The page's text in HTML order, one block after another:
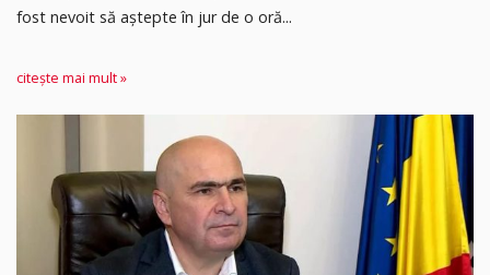
fost nevoit să aștepte în jur de o oră...
citește mai mult »